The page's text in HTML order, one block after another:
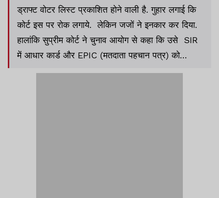
ड्राफ्ट वोटर लिस्ट प्रकाशित होने वाली है. गुहार लगाई कि
कोर्ट इस पर रोक लगाये. लेकिन जजों ने इनकार कर दिया.
हालांकि सुप्रीम कोर्ट ने चुनाव आयोग से कहा कि उसे SIR
में आधार कार्ड और EPIC (मतदाता पहचान पत्र) को